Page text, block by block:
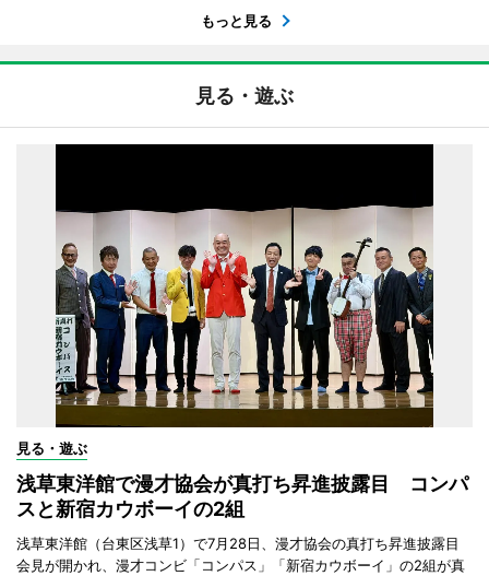
もっと見る
見る・遊ぶ
見る・遊ぶ
浅草東洋館で漫才協会が真打ち昇進披露目 コンパ
スと新宿カウボーイの2組
浅草東洋館（台東区浅草1）で7月28日、漫才協会の真打ち昇進披露目
会見が開かれ、漫才コンビ「コンパス」「新宿カウボーイ」の2組が真